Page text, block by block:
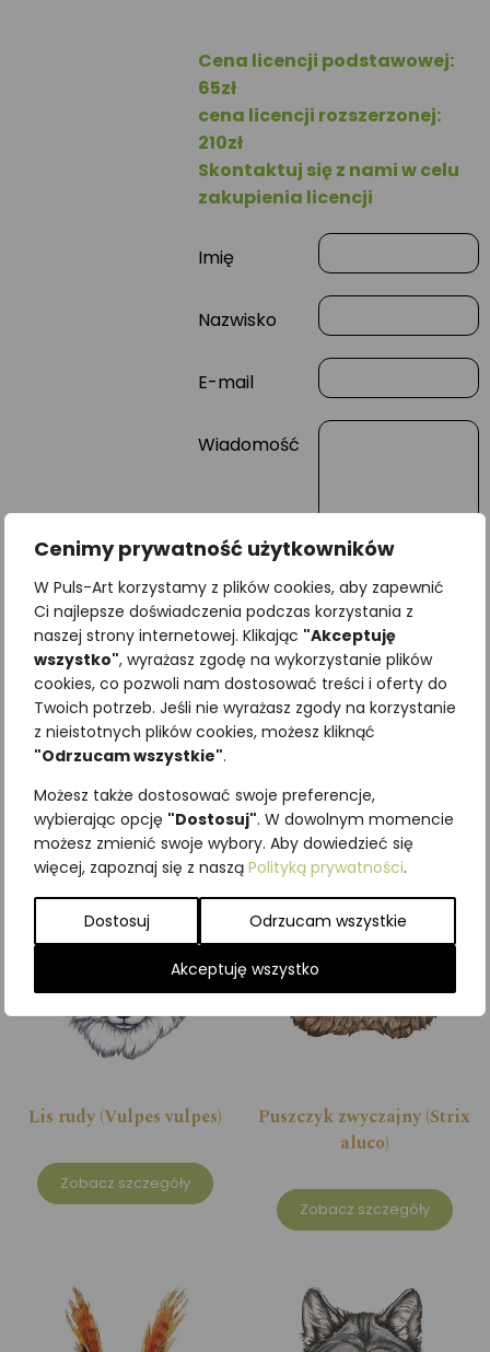
Cenimy prywatność użytkowników
W Puls-Art korzystamy z plików cookies, aby zapewnić
Ci najlepsze doświadczenia podczas korzystania z
naszej strony internetowej. Klikając "Akceptuję
wszystko", wyrażasz zgodę na wykorzystanie plików
cookies, co pozwoli nam dostosować treści i oferty do
Twoich potrzeb. Jeśli nie wyrażasz zgody na korzystanie
z nieistotnych plików cookies, możesz kliknąć
"Odrzucam wszystkie".
Możesz także dostosować swoje preferencje,
wybierając opcję "Dostosuj". W dowolnym momencie
możesz zmienić swoje wybory. Aby dowiedzieć się
więcej, zapoznaj się z naszą Polityką prywatności.
Dostosuj Odrzucam wszystkie
Akceptuję wszystko
Cena licencji podstawowej:
65zł
cena licencji rozszerzonej:
210zł
Skontaktuj się z nami w celu
zakupienia licencji
Imię
Nazwisko
E-mail
Wiadomość
Najniższa cena z ostatnich 30
dni:65,00zł
SKU:
Podobne produkty
Lis rudy (Vulpes vulpes)
Zobacz szczegóły
Puszczyk zwyczajny (Strix
aluco)
Zobacz szczegóły